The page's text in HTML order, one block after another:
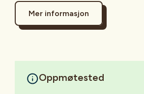
Mer informasjon
Oppmøtested